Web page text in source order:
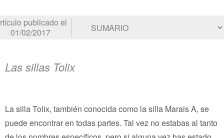
publicado el
01/02/2017
Las sillas Tolix
La silla Tolix, también conocida como la silla Marais A, se
puede encontrar en todas partes. Tal vez no estabas al tanto